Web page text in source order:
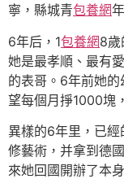
寧，縣城青包養網
6年后，1包養網8歲
她是最孝順、最有
的表哥。6年前她
望每個月掙1000塊
異樣的6年里，已
修藝術，并拿到德
來她回國開辦了本